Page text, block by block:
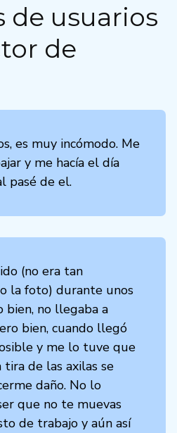
de usuarios
de
es muy incómodo. Me
y me hacía el día
pasé de el.
(no era tan
la foto) durante unos
bien, no llegaba a
bien, cuando llegó
y me lo tuve que
de las axilas se
daño. No lo
que no te muevas
de trabajo y aún así